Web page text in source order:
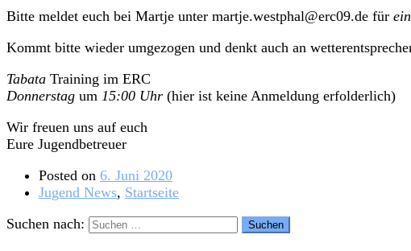
Bitte meldet euch bei Martje unter martje.westphal@erc09.de für
Kommt bitte wieder umgezogen und denkt auch an
Tabata Training im ERC
Donnerstag um 15:00 Uhr (hier ist keine Anmeldung erfolderlich)
Wir freuen uns auf euch
Eure Jugendbetreuer
Posted on 6. Juni 2020
Jugend News, Startseite
Suchen nach: